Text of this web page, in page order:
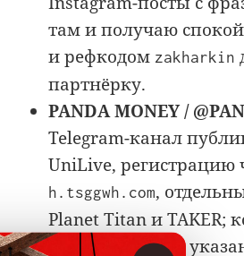
там и получаю
и рефкодом zakharkin
партнёрку.
PANDA MONEY /
Telegram-канал
UniLive, регистрацию
h.tsggwh.com,
Planet Titan и TAKER;
сотрудничества